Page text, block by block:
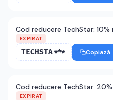
Cod reducere TechStar:
EXPIRAT
TECHSTA*** Copiază
Cod reducere TechStar:
EXPIRAT